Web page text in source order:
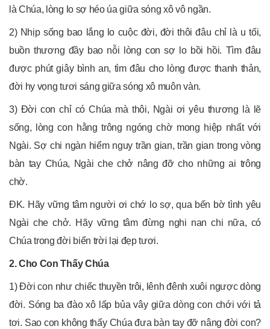
là Chúa, lòng lo sợ héo úa giữa sóng xô vô ngần.
2) Nhịp sống bao lắng lo cuộc đời, đời thôi đâu chỉ là u tối,
buồn thương đầy bao nỗi lòng con sợ lo bồi hồi. Tìm đâu
được phút giây bình an, tìm đâu cho lòng được thanh thản,
đời hy vọng tươi sáng giữa sóng xô muôn vàn.
3) Đời con chỉ có Chúa mà thôi, Ngài ơi yêu thương là lẽ
sống, lòng con hằng trông ngóng chờ mong hiệp nhất với
Ngài. Sợ chi ngàn hiểm nguy trần gian, trần gian trong vòng
bàn tay Chúa, Ngài che chở nâng đỡ cho những ai trông
chờ.
ĐK. Hãy vững tâm người ơi chớ lo sợ, qua bến bờ tình yêu
Ngài che chở. Hãy vững tâm đừng nghi nan chi nữa, có
Chúa trong đời biển trời lại đẹp tươi.
2. Cho Con Thấy Chúa
1) Đời con như chiếc thuyền trôi, lênh đênh xuôi ngược dòng
đời. Sóng ba đào xô lấp bủa vây giữa dòng con chới với tả
tơi. Sao con không thấy Chúa đưa bàn tay đỡ nâng đời con?